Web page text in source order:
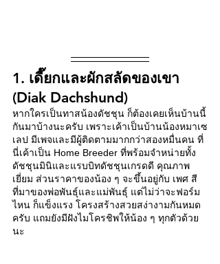
1. เดี๊ยกและผักสลัดของเขา
(Diak Dachshund)
หากใครเป็นทาสน้องดัชชุน ก็ต้องเคยเห็นบ้านนี้
กันมาบ้างนะครับ เพราะเค้าเป็นบ้านน้องหมาเซ
เลป มีเพจและมีผู้ติดตามมากกว่าสองหมื่นคน ที่
นี่เค้าเป็น Home Breeder ที่พร้อมจำหน่ายทั้ง
ดัชชุนมินิและแรบบิทดัชชุนเกรดดี คุณภาพ
เยี่ยม ส่วนราคาของน้อง ๆ จะขึ้นอยู่กับ เพศ สี
ที่มาของพ่อพันธุ์และแม่พันธุ์ แต่ไม่ว่าจะฟอร์ม
ไหน ก็แข็งแรง โครงสร้างสวยสง่างามกันหมด
ครับ แถมยังมีฝังไมโครชิพให้น้อง ๆ ทุกตัวด้วย
นะ